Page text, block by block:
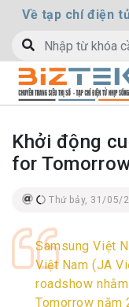
Về tạp chí điện
Khởi động
for
Thứ bảy, 31/05/
Samsung Việt
Việt Nam (JA
roadshow
Tomorrow năm